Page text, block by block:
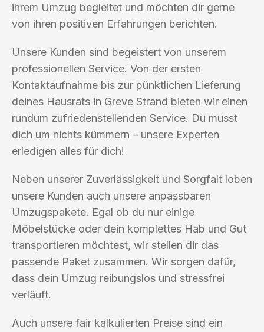
ihrem Umzug begleitet und möchten dir gerne
von ihren positiven Erfahrungen berichten.
Unsere Kunden sind begeistert von unserem
professionellen Service. Von der ersten
Kontaktaufnahme bis zur pünktlichen Lieferung
deines Hausrats in Greve Strand bieten wir einen
rundum zufriedenstellenden Service. Du musst
dich um nichts kümmern – unsere Experten
erledigen alles für dich!
Neben unserer Zuverlässigkeit und Sorgfalt loben
unsere Kunden auch unsere anpassbaren
Umzugspakete. Egal ob du nur einige
Möbelstücke oder dein komplettes Hab und Gut
transportieren möchtest, wir stellen dir das
passende Paket zusammen. Wir sorgen dafür,
dass dein Umzug reibungslos und stressfrei
verläuft.
Auch unsere fair kalkulierten Preise sind ein